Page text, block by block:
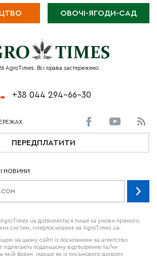
ОВОЧІ-ЯГОДИ-САД
AgroTimes. Всі права застережено.
+38 044 294-66-30
ПЕРЕДПЛАТИТИ
НОВИНИ
дозволяється лише за умови прямого,
систем, гіперпосилання на AgroTimes.ua.
на цьому сайті із посиланням на агентство
підлягають подальшому відтворенню та/чи
формі, інакше як із письмового дозволу